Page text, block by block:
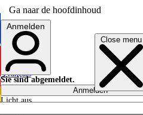
Ga naar de hoofdinhoud
Close menu
English
Français
Anmelden
Sie sind abgemeldet.
Anmelden
Licht aus